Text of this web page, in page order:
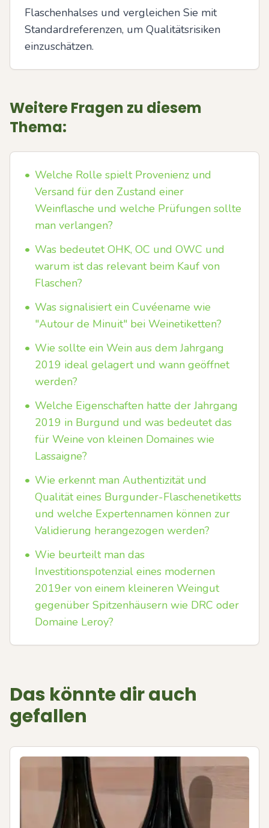
Flaschenhalses und vergleichen Sie mit
Standardreferenzen, um Qualitätsrisiken
einzuschätzen.
Weitere Fragen zu diesem
Thema:
• Welche Rolle spielt Provenienz und
Versand für den Zustand einer
Weinflasche und welche Prüfungen sollte
man verlangen?
• Was bedeutet OHK, OC und OWC und
warum ist das relevant beim Kauf von
Flaschen?
• Was signalisiert ein Cuvéename wie
"Autour de Minuit" bei Weinetiketten?
• Wie sollte ein Wein aus dem Jahrgang
2019 ideal gelagert und wann geöffnet
werden?
• Welche Eigenschaften hatte der Jahrgang
2019 in Burgund und was bedeutet das
für Weine von kleinen Domaines wie
Lassaigne?
• Wie erkennt man Authentizität und
Qualität eines Burgunder-Flaschenetiketts
und welche Expertennamen können zur
Validierung herangezogen werden?
• Wie beurteilt man das
Investitionspotenzial eines modernen
2019er von einem kleineren Weingut
gegenüber Spitzenhäusern wie DRC oder
Domaine Leroy?
Das könnte dir auch
gefallen